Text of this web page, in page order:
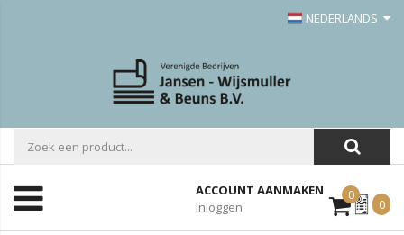
NEDERLANDS
ACCOUNT AANMAKEN
Inloggen
0Mijn
Offerte
0